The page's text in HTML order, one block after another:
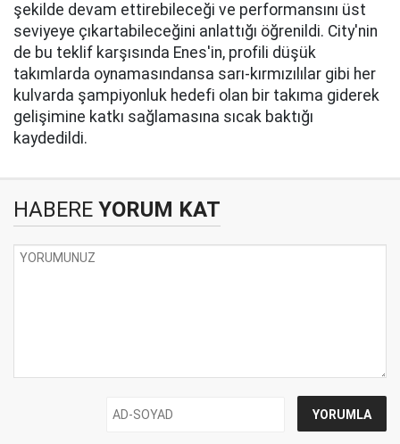
şekilde devam ettirebileceği ve performansını üst
seviyeye çıkartabileceğini anlattığı öğrenildi. City'nin
de bu teklif karşısında Enes'in, profili düşük
takımlarda oynamasındansa sarı-kırmızılılar gibi her
kulvarda şampiyonluk hedefi olan bir takıma giderek
gelişimine katkı sağlamasına sıcak baktığı
kaydedildi.
HABERE YORUM KAT